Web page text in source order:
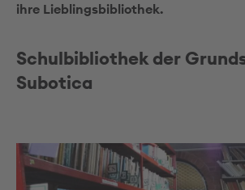
ihre Lieblingsbibliothek.
Schulbibliothek der
Subotica